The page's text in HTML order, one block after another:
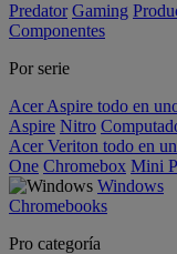
Predator Gaming
Componentes
Por serie
Acer Aspire todo en
Aspire Nitro
Acer Veriton todo en
One Chromebox Mini
Windows
Chromebooks
Pro categoría